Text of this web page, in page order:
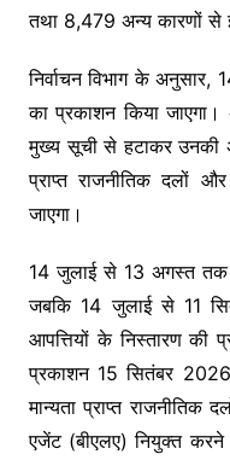
तथा 8,479 अन्य कारणों से
निर्वाचन विभाग के
का प्रकाशन किया
मुख्य सूची से हटाकर उनकी
प्राप्त राजनीतिक दलों
जाएगा।
14 जुलाई से 13 अगस्त तक
जबकि 14 जुलाई से 11
आपत्तियों के निस्तारण की
प्रकाशन 15 सितंबर
मान्यता प्राप्त
एजेंट (बीएलए) नियुक्त करने